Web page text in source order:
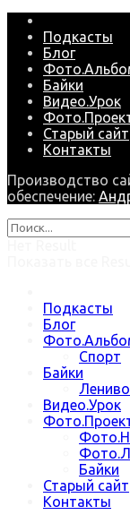
Подкасты
Блог
Байки
Видео.Урок
Старый сайт
Контакты
Производство
обеспечение:
Подкасты
Блог
Спорт
Байки
Видео.Урок
Байки
Старый сайт
Контакты